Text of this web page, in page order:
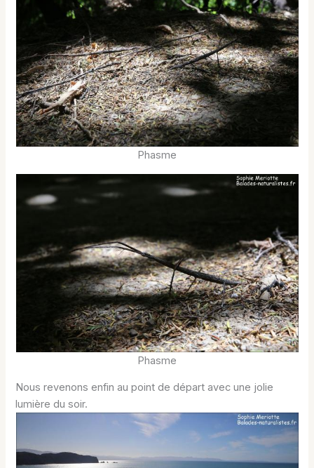
Phasme
Phasme
Nous revenons enfin au point de départ avec une jolie
lumière du soir.